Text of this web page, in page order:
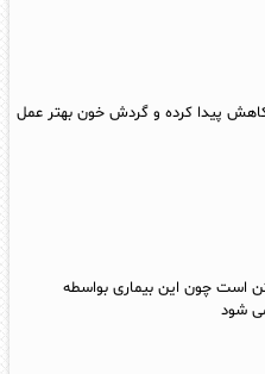
کاهش پیدا کرده و گردش خون بهتر عمل
است چون این بیماری بواسطه
شود